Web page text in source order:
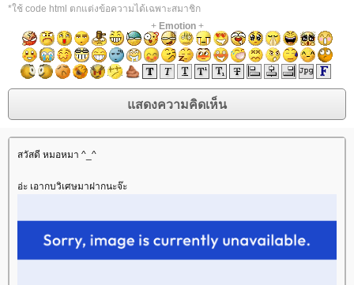
*ใช้ code html ตกแต่งข้อความได้เฉพาะสมาชิก
+ Emotion+
สวัสดี หมอหมา ^_^
อ่ะ เอากบวิเศษมาฝากนะจ๊ะ